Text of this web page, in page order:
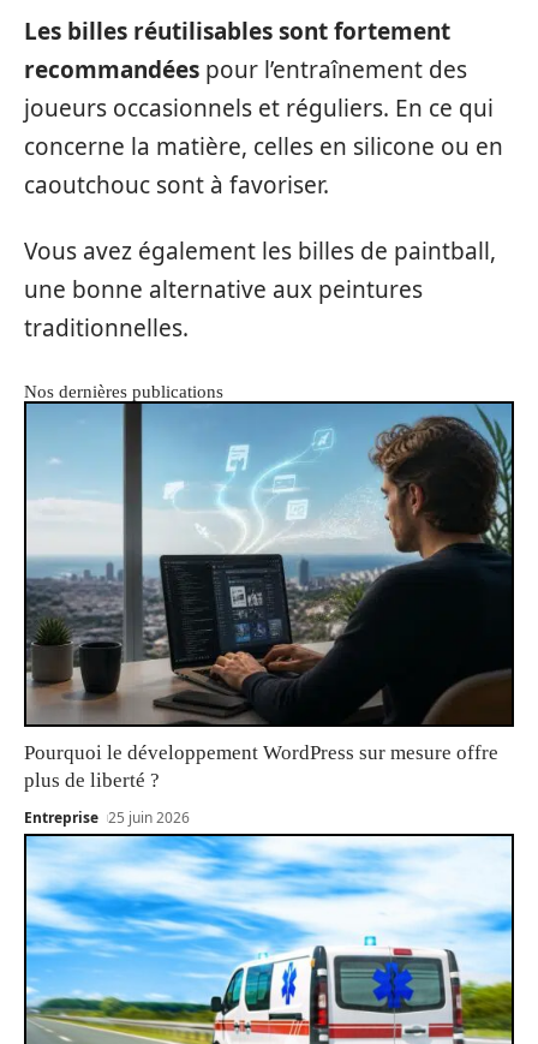
Les billes réutilisables sont fortement
recommandées pour l’entraînement des
joueurs occasionnels et réguliers. En ce qui
concerne la matière, celles en silicone ou en
caoutchouc sont à favoriser.
Vous avez également les billes de paintball,
une bonne alternative aux peintures
traditionnelles.
Nos dernières publications
Pourquoi le développement WordPress sur mesure offre
plus de liberté ?
Entreprise 25 juin 2026